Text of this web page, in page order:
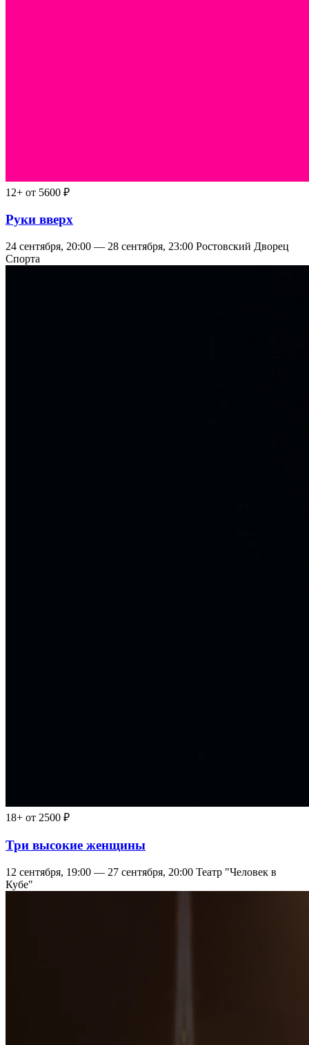
12+ от 5600 ₽
Руки вверх
24 сентября, 20:00 — 28 сентября, 23:00 Ростовский Дворец
Спорта
18+ от 2500 ₽
Три высокие женщины
12 сентября, 19:00 — 27 сентября, 20:00 Театр "Человек в
Кубе"